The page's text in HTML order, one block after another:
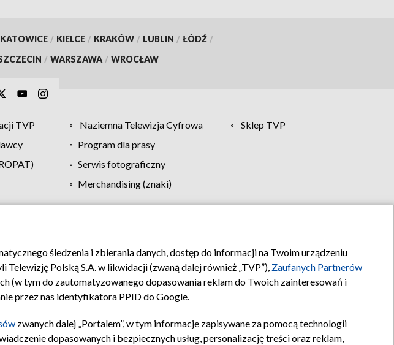
KATOWICE / KIELCE / KRAKÓW / LUBLIN / ŁÓDŹ /
/ WARSZAWA / WROCŁAW
TVP Naziemna Telewizja Cyfrowa
Sklep TVP
Program dla prasy
Serwis fotograficzny
Merchandising (znaki)
Pomoc Biuro reklamy Kontakt
śledzenia i zbierania danych, dostęp do informacji na Twoim urządzeniu
Polską S.A. w likwidacji (zwaną dalej również „TVP”), Zaufanych Partnerów
(w tym do zautomatyzowanego dopasowania reklam do Twoich zainteresowań i
przez nas identyfikatora PPID do Google.
zwanych dalej „Portalem”, w tym informacje zapisywane za pomocą technologii
dopasowanych i bezpiecznych usług, personalizację treści oraz reklam,